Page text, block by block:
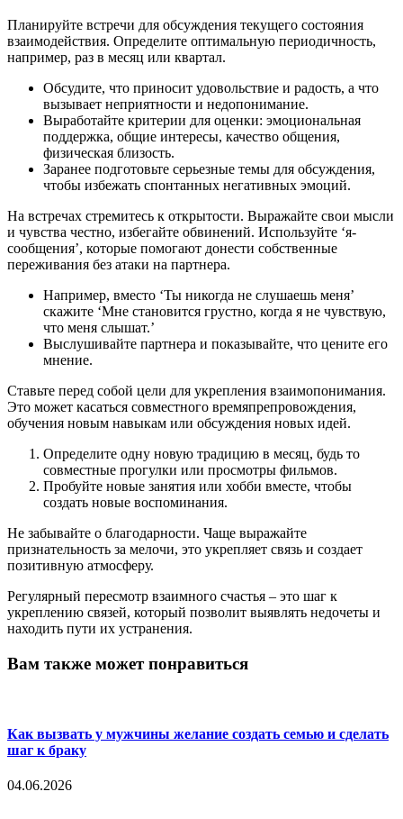
Планируйте встречи для обсуждения текущего состояния
взаимодействия. Определите оптимальную периодичность,
например, раз в месяц или квартал.
Обсудите, что приносит удовольствие и радость, а что
вызывает неприятности и недопонимание.
Выработайте критерии для оценки: эмоциональная
поддержка, общие интересы, качество общения,
физическая близость.
Заранее подготовьте серьезные темы для обсуждения,
чтобы избежать спонтанных негативных эмоций.
На встречах стремитесь к открытости. Выражайте свои мысли
и чувства честно, избегайте обвинений. Используйте ‘я-
сообщения’, которые помогают донести собственные
переживания без атаки на партнера.
Например, вместо ‘Ты никогда не слушаешь меня’
скажите ‘Мне становится грустно, когда я не чувствую,
что меня слышат.’
Выслушивайте партнера и показывайте, что цените его
мнение.
Ставьте перед собой цели для укрепления взаимопонимания.
Это может касаться совместного времяпрепровождения,
обучения новым навыкам или обсуждения новых идей.
Определите одну новую традицию в месяц, будь то
совместные прогулки или просмотры фильмов.
Пробуйте новые занятия или хобби вместе, чтобы
создать новые воспоминания.
Не забывайте о благодарности. Чаще выражайте
признательность за мелочи, это укрепляет связь и создает
позитивную атмосферу.
Регулярный пересмотр взаимного счастья – это шаг к
укреплению связей, который позволит выявлять недочеты и
находить пути их устранения.
Вам также может понравиться
Как вызвать у мужчины желание создать семью и сделать
шаг к браку
04.06.2026